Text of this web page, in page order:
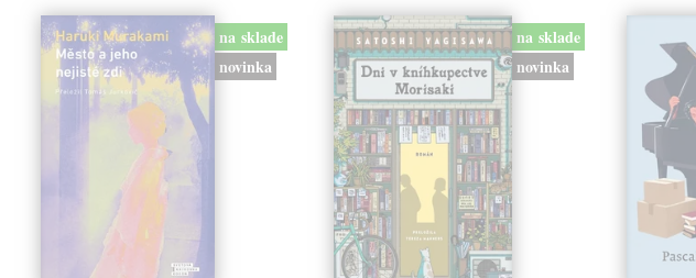
na sklade
novinka
na sklade
novinka